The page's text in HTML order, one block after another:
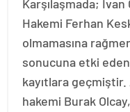
Karşılaşmada;
Hakemi Ferhan
olmamasına
sonucuna etki
kayıtlara geçmiştir.
hakemi Burak